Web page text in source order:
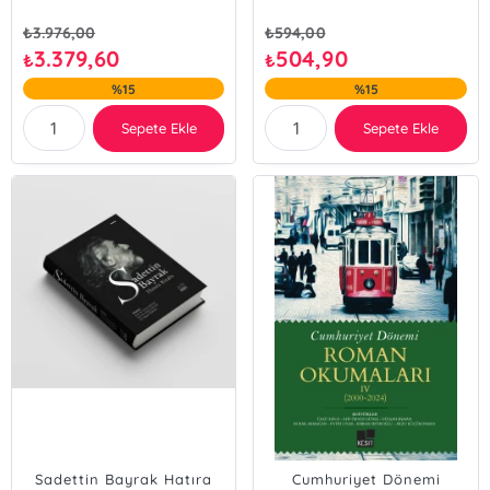
₺3.976,00
₺3.379,60
%15
Sepete Ekle
₺594,00
₺504,90
%15
Sepete Ekle
Sadettin Bayrak Hatıra
Cumhuriyet Dönemi